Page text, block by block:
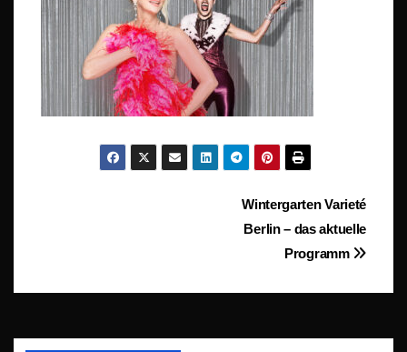
BeitragsnavigationWintergarten Varieté
Berlin – das aktuelle
Programm